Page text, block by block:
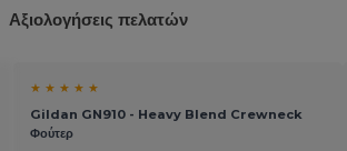
Αξιολογήσεις πελατών
★ ★ ★ ★ ★
Gildan GN910 - Heavy Blend Crewneck
Φούτερ